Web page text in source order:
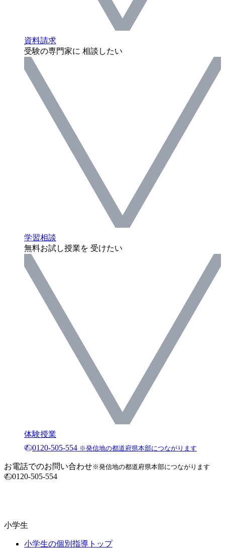
資料請求
受験の専門家に 相談したい
学習相談
無料お試し授業を 受けたい
体験授業
0120-505-554 ※発信地の都道府県本部につながります
お電話でのお問い合わせ※発信地の都道府県本部につながります
0120-505-554
小学生
小学生の個別指導トップ